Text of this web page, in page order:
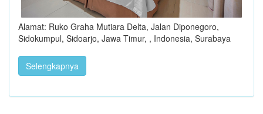
Alamat: Ruko Graha Mutiara Delta, Jalan Diponegoro,
Sidokumpul, Sidoarjo, Jawa Timur, , Indonesia, Surabaya
Selengkapnya